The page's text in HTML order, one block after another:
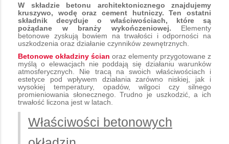
W składzie betonu architektonicznego znajdujemy
kruszywo, wodę oraz cement hutniczy. Ten ostatni
składnik decyduje o właściwościach, które są
pożądane w branży wykończeniowej. Elementy
betonowe zyskują bowiem na trwałości i odporności na
uszkodzenia oraz działanie czynników zewnętrznych.
Betonowe okładziny ścian oraz elementy przygotowane z
myślą o elewacjach nie poddają się działaniu warunków
atmosferycznych. Nie tracą na swoich właściwościach i
estetyce pod wpływem działania zarówno niskiej, jak i
wysokiej temperatury, opadów, wilgoci czy silnego
promieniowania słonecznego. Trudno je uszkodzić, a ich
trwałość liczona jest w latach.
Właściwości betonowych